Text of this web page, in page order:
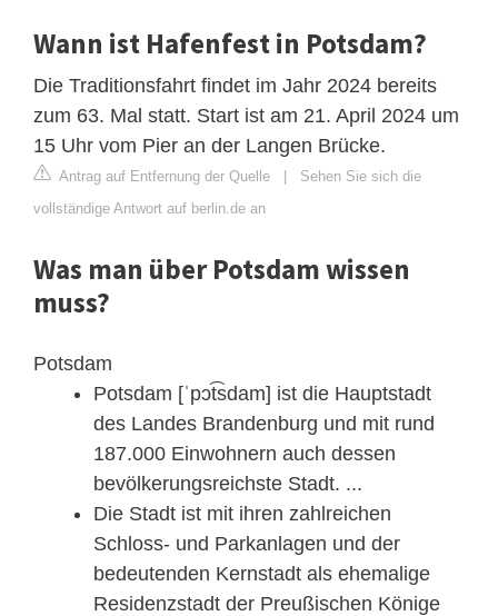
Wann ist Hafenfest in Potsdam?
Die Traditionsfahrt findet im Jahr 2024 bereits
zum 63. Mal statt. Start ist am 21. April 2024 um
15 Uhr vom Pier an der Langen Brücke.
Antrag auf Entfernung der Quelle | Sehen Sie sich die
vollständige Antwort auf berlin.de an
Was man über Potsdam wissen
muss?
Potsdam
Potsdam [ˈpɔt͡sdam] ist die Hauptstadt
des Landes Brandenburg und mit rund
187.000 Einwohnern auch dessen
bevölkerungsreichste Stadt. ...
Die Stadt ist mit ihren zahlreichen
Schloss- und Parkanlagen und der
bedeutenden Kernstadt als ehemalige
Residenzstadt der Preußischen Könige